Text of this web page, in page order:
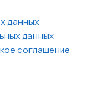
данных
данных
соглашение